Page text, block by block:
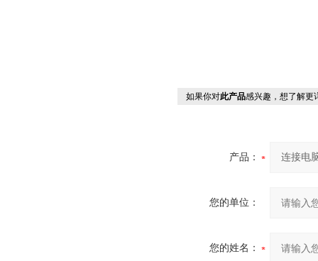
如果你对此产品感兴趣，想了解更
产品：
您的单位：
您的姓名：